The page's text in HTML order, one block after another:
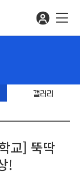
갤러리
교] 뚝딱
!